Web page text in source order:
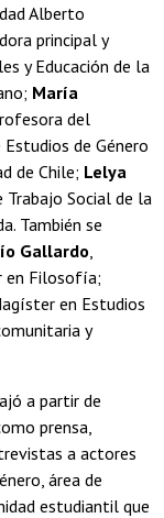
Alberto
principal y
y Educación de la
María
del
de Género
de Chile; Lelya
Trabajo Social de la
También se
Gallardo
en Filosofía;
en Estudios
y
a partir de
prensa,
a actores
área de
estudiantil que